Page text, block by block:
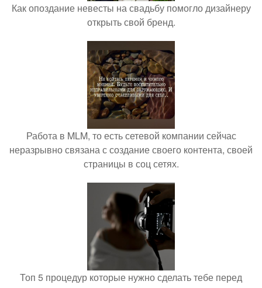
Как опоздание невесты на свадьбу помогло дизайнеру
открыть свой бренд.
Работа в MLM, то есть сетевой компании сейчас
неразрывно связана с создание своего контента, своей
страницы в соц сетях.
Топ 5 процедур которые нужно сделать тебе перед